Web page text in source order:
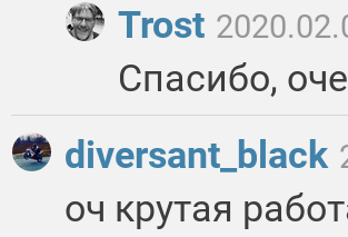
Trost
Спасибо,
diversant_black
оч крутая